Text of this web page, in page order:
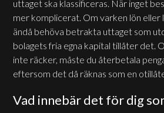
uttaget ska klassificeras. När inget
mer komplicerat. Om varken lön eller
ändå behöva betrakta uttaget som
bolagets fria egna kapital tillåter det.
inte räcker, måste du återbetala
eftersom det då räknas som en
Vad innebär det för dig